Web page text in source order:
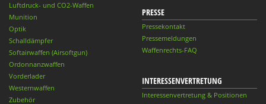
Luftdruck- und CO2-Waffen
Munition
Optik
Schalldämpfer
Softairwaffen (Airsoftgun)
Ordonnanzwaffen
Vorderlader
Westernwaffen
Zubehör
PRESSE
Pressekontakt
Pressemeldungen
Waffenrechts-FAQ
INTERESSENVERTRETUNG
Interessenvertretung & Positionen